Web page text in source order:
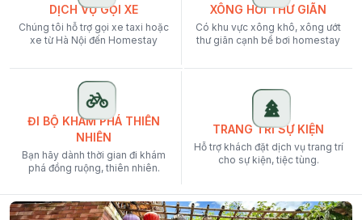
DỊCH VỤ GỌI XE
Chúng tôi hỗ trợ gọi xe taxi hoặc
xe từ Hà Nội đến Homestay
XÔNG HƠI THƯ GIÃN
Có khu vực xông khô, xông ướt
thư giãn cạnh bể bơi homestay
ĐI BỘ KHÁM PHÁ THIÊN
NHIÊN
Bạn hãy dành thời gian đi khám
phá đồng ruộng, thiên nhiên.
TRANG TRÍ SỰ KIỆN
Hỗ trợ khách đặt dịch vụ trang trí
cho sự kiện, tiệc tùng.